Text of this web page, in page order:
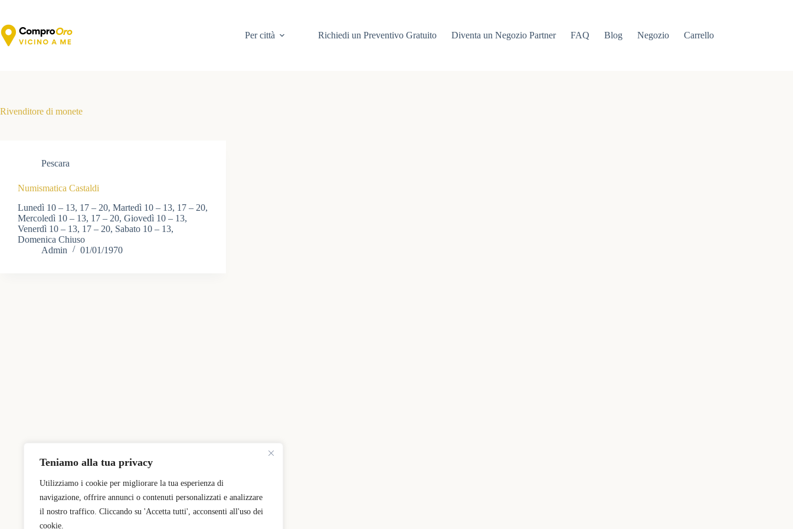
Teniamo alla tua privacy
Utilizziamo i cookie per migliorare la tua esperienza di
navigazione, offrire annunci o contenuti personalizzati e analizzare
il nostro traffico. Cliccando su 'Accetta tutti', acconsenti all'uso dei
cookie.
contenuto
Per città
Richiedi un Preventivo Gratuito Diventa un Negozio Partner FAQ Blog Negozio Carrello
Rivenditore di monete
Pescara
Numismatica Castaldi
Lunedì 10 – 13, 17 – 20, Martedì 10 – 13, 17 – 20,
Mercoledì 10 – 13, 17 – 20, Giovedì 10 – 13,
Venerdì 10 – 13, 17 – 20, Sabato 10 – 13,
Domenica Chiuso
Admin
01/01/1970